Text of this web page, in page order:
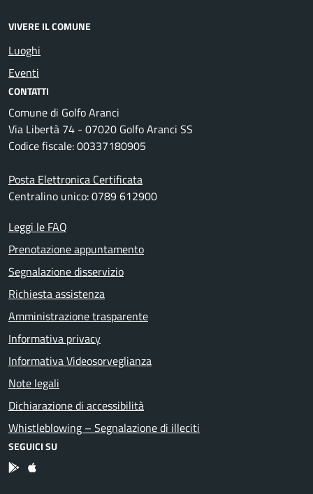
VIVERE IL COMUNE
Luoghi
Eventi
CONTATTI
Comune di Golfo Aranci
Via Libertà 74 - 07020 Golfo Aranci SS
Codice fiscale: 00337180905
Posta Elettronica Certificata
Centralino unico: 0789 612900
Leggi le FAQ
Prenotazione appuntamento
Segnalazione disservizio
Richiesta assistenza
Amministrazione trasparente
Informativa privacy
Informativa Videosorveglianza
Note legali
Dichiarazione di accessibilità
Whistleblowing – Segnalazione di illeciti
SEGUICI SU
App Android
App IOS